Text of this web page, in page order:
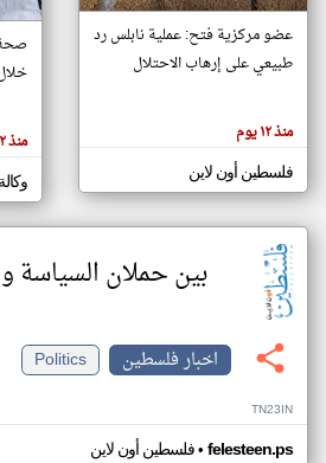
اخبار
أهم اخبار
المقالات
الموجوده
هنا عن
وجهة
كاتبيها.
عضو مركزية فتح: عملية نابلس رد
طبيعي على إرهاب الاحتلال
منذ ١٢ يوم
فلسطين أون لاين
خلال الـ
منذ ١٢ يوم
بين حملان السياسة
اخبار فلسطين
Politics
TN23IN
فلسطين أون لاين• felesteen.ps